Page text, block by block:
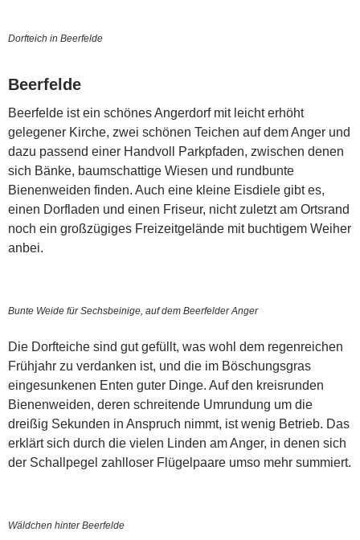
Dorfteich in Beerfelde
Beerfelde
Beerfelde ist ein schönes Angerdorf mit leicht erhöht
gelegener Kirche, zwei schönen Teichen auf dem Anger und
dazu passend einer Handvoll Parkpfaden, zwischen denen
sich Bänke, baumschattige Wiesen und rundbunte
Bienenweiden finden. Auch eine kleine Eisdiele gibt es,
einen Dorfladen und einen Friseur, nicht zuletzt am Ortsrand
noch ein großzügiges Freizeitgelände mit buchtigem Weiher
anbei.
Bunte Weide für Sechsbeinige, auf dem Beerfelder Anger
Die Dorfteiche sind gut gefüllt, was wohl dem regenreichen
Frühjahr zu verdanken ist, und die im Böschungsgras
eingesunkenen Enten guter Dinge. Auf den kreisrunden
Bienenweiden, deren schreitende Umrundung um die
dreißig Sekunden in Anspruch nimmt, ist wenig Betrieb. Das
erklärt sich durch die vielen Linden am Anger, in denen sich
der Schallpegel zahlloser Flügelpaare umso mehr summiert.
Wäldchen hinter Beerfelde